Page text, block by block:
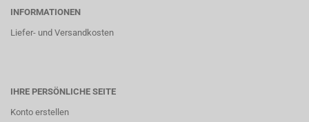
INFORMATIONEN
Liefer- und Versandkosten
IHRE PERSÖNLICHE SEITE
Konto erstellen